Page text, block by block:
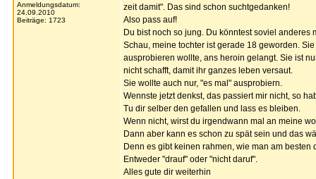
Anmeldungsdatum:
24.09.2010
Beiträge: 1723
zeit damit". Das sind schon suchtgedanken!
Also pass auf!
Du bist noch so jung. Du könntest soviel anderes
Schau, meine tochter ist gerade 18 geworden.
ausprobieren wollte, ans heroin gelangt. Sie ist
nicht schafft, damit ihr ganzes leben versaut.
Sie wollte auch nur, "es mal" ausprobiern.
Wennste jetzt denkst, das passiert mir nicht, so
Tu dir selber den gefallen und lass es bleiben.
Wenn nicht, wirst du irgendwann mal an meine
Dann aber kann es schon zu spät sein und das
Denn es gibt keinen rahmen, wie man am besten
Entweder "drauf" oder "nicht daruf".
Alles gute dir weiterhin